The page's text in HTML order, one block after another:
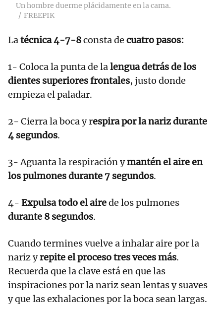
Un hombre duerme plácidamente en la cama.
FREEPIK
Latécnica 4-7-8consta de cuatro pasos:
1- Coloca la punta de lalengua detrás de los
dientes superiores frontales, justo donde
empieza el paladar.
2- Cierra la boca y respira por la nariz durante
4 segundos.
3- Aguanta la respiración ymantén el aire en
los pulmones durante 7 segundos.
4- Expulsa todo el airede los pulmones
durante 8 segundos.
Cuando termines vuelve a inhalar aire por la
nariz yrepite el proceso tres veces más.
Recuerda que la clave está en que las
inspiraciones por la nariz sean lentas y suaves
y que las exhalaciones por la boca sean largas.